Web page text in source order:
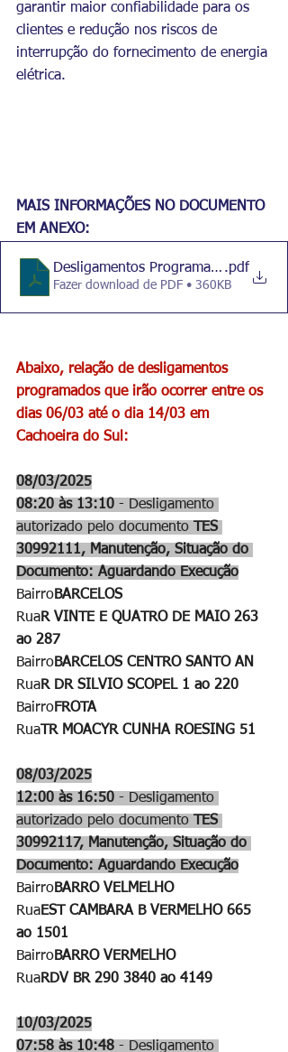
garantir maior confiabilidade para os
clientes e redução nos riscos de
interrupção do fornecimento de energia
elétrica.
MAIS INFORMAÇÕES NO DOCUMENTO
EM ANEXO:
Desligamentos Programados.pdf
Fazer download de PDF • 360KB
Abaixo, relação de desligamentos
programados que irão ocorrer entre os
dias 06/03 até o dia 14/03 em
Cachoeira do Sul:
08/03/2025
08:20 às 13:10 - Desligamento
autorizado pelo documento
TES
30992111, Manutenção, Situação do
Documento: Aguardando Execução
BairroBARCELOS
RuaR VINTE E QUATRO DE MAIO 263
ao 287
BairroBARCELOS CENTRO SANTO AN
RuaR DR SILVIO SCOPEL 1 ao 220
BairroFROTA
Rua TR MOACYR CUNHA ROESING 51
08/03/2025
12:00 às 16:50 - Desligamento
autorizado pelo documento
TES
30992117, Manutenção, Situação do
Documento: Aguardando Execução
BairroBARRO VELMELHO
RuaEST CAMBARA B VERMELHO 665
ao 1501
BairroBARRO VERMELHO
RuaRDV BR 290 3840 ao 4149
10/03/2025
07:58 às 10:48 - Desligamento